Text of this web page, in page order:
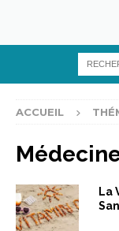
ACCUEIL
La